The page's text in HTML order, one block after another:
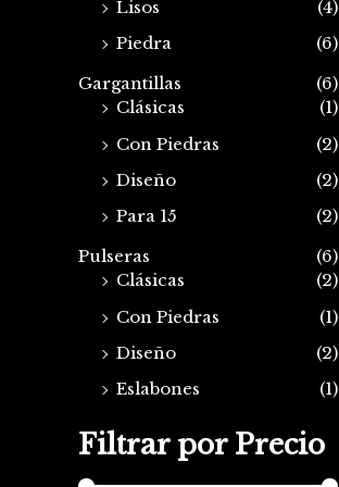
Lisos
(4)
Piedra
(6)
Gargantillas
(6)
Clásicas
(1)
Con Piedras
(2)
Diseño
(2)
Para 15
(2)
Pulseras
(6)
Clásicas
(2)
Con Piedras
(1)
Diseño
(2)
Eslabones
(1)
Filtrar por Precio